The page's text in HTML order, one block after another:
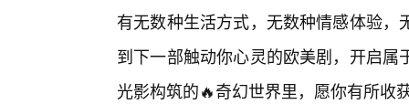
有无数种生活方式，无数种情感体验
到下一部触动你心灵的欧美剧，开启
光影构筑的🔥奇幻世界里，愿你有所收